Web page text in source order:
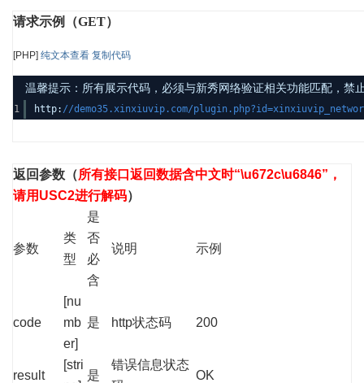
请求示例（GET）
[PHP] 纯文本查看 复制代码
温馨提示：所有展示代码，必须与新秀网络验证相关功能匹配，
1 http: //demo35.xinxiuvip.com/
返回参数 （所有接口返回数据含中文时“\u672c\u6846”，
请用USC2进行解码）
参数
类
型
是
否
必
含
说明 示例
code
[nu
mb
er]
是 http状态码 200
result
[stri
是
错误信息状态
OK